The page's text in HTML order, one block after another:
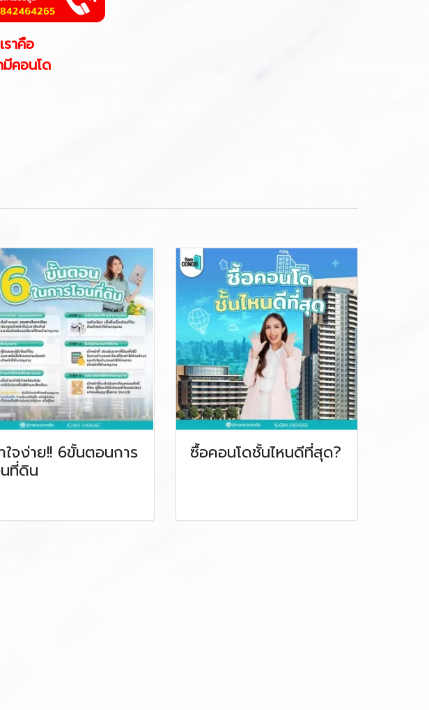
ราคือ
คอนโด
ใจง่าย!! 6ขั้นตอนการ
ที่ดิน
ซื้อคอนโดชั้นไหนดีที่สุด?